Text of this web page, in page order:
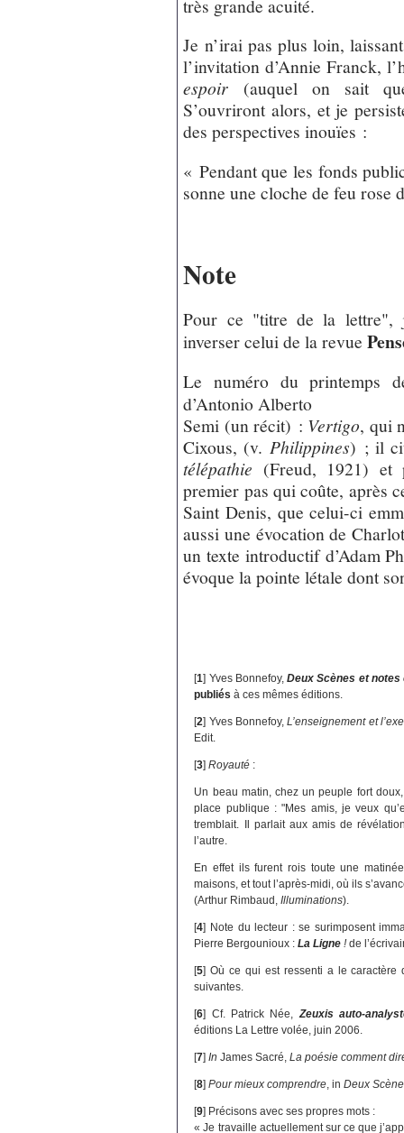
très grande acuité.
Je n’irai pas plus loin,
l’invitation d’Annie Franck,
espoir (auquel on sait
S’ouvriront alors, et je
des perspectives inouïes :
« Pendant que les fonds
sonne une cloche de feu rose
Note
Pour ce "titre de la lettre",
inverser celui de la revue
Le numéro du printemps
d’Antonio Alberto
Semi (un récit) : Vertigo, qui
Cixous, (v. Philippines) ; il
télépathie (Freud, 1921)
premier pas qui coûte, après
Saint Denis, que celui-ci
aussi une évocation de
un texte introductif d’Adam
évoque la pointe létale dont
[1] Yves Bonnefoy,Deux Scènes et notes
publiés à ces mêmes éditions.
[2] Yves Bonnefoy,L’enseignement et
Edit.
[3]Royauté :
Un beau matin, chez un peuple fort
place publique : "Mes amis, je veux
tremblait. Il parlait aux amis de
l’autre.
En effet ils furent rois toute une
maisons, et tout l’après-midi, où ils
(Arthur Rimbaud,Illuminations).
[4] Note du lecteur : se surimposent
Pierre Bergounioux :La Ligne !de
[5]Où ce qui est ressenti a le caractère
suivantes.
[6] Cf. Patrick Née, Zeuxis auto-
éditions La Lettre volée, juin 2006.
[7]In James Sacré,La poésie comment
[8]Pour mieux comprendre , inDeux
[9] Précisons avec ses propres mots :
« Je travaille actuellement sur ce que